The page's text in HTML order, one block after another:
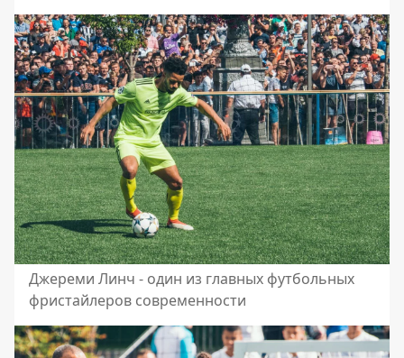
Джереми Линч - один из главных футбольных
фристайлеров современности